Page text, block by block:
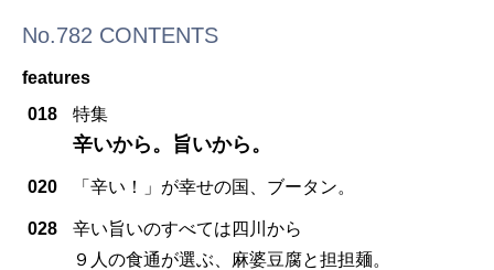
No.782 CONTENTS
features
018
特集
辛いから。旨いから。
020 「辛い！」が幸せの国、ブータン。
028
辛い旨いのすべては四川から
９人の食通が選ぶ、麻婆豆腐と担担麺。